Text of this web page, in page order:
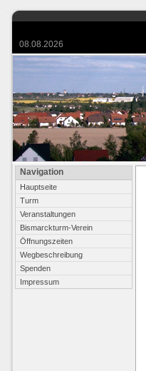
08.08.2026
Navigation
Hauptseite
Turm
Veranstaltungen
Bismarckturm-Verein
Öffnungszeiten
Wegbeschreibung
Spenden
Impressum